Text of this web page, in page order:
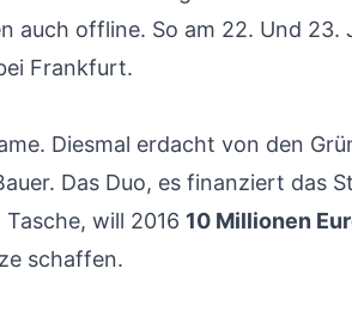
auch offline. So am 22. Und 23.
Frankfurt.
Diesmal erdacht von den
Das Duo, es finanziert das
will 2016 10 Millionen
schaffen.